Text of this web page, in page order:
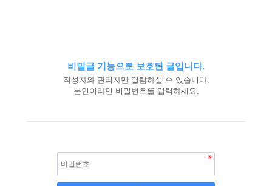
비밀글 기능으로 보호된 글입니다.
작성자와 관리자만 열람하실 수 있습니다.
본인이라면 비밀번호를 입력하세요.